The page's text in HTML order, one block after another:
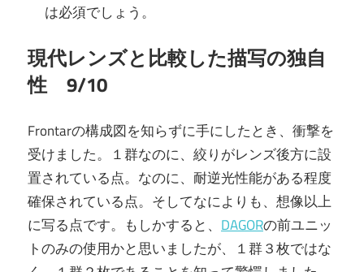
は必須でしょう。
現代レンズと比較した描写の独自
性 9/10
Frontarの構成図を知らずに手にしたとき、衝撃を
受けました。１群なのに、絞りがレンズ後方に設
置されている点。なのに、耐逆光性能がある程度
確保されている点。そしてなによりも、想像以上
に写る点です。もしかすると、 DAGORの前ユニッ
トのみの使用かと思いましたが、１群３枚ではな